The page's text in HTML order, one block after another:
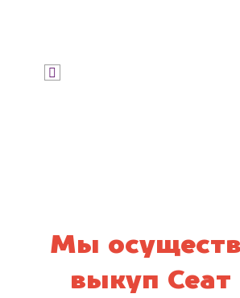
Мы
выкуп Сеат